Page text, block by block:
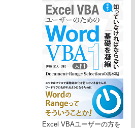
Excel VBAユーザーの方を